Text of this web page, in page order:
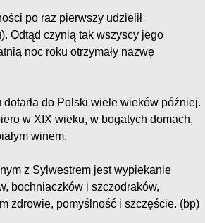
po raz pierwszy udzielił
Odtąd czynią tak wszyscy jego
noc roku otrzymały nazwę
do Polski wiele wieków później.
w XIX wieku, w bogatych domach,
winem.
z Sylwestrem jest wypiekanie
bochniaczków i szczodraków,
zdrowie, pomyślność i szczęście. (bp)